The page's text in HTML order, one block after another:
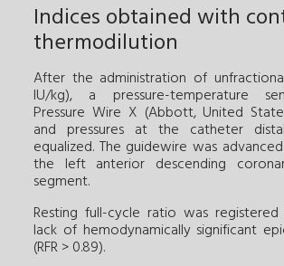
Indices obtained with
thermodilution
After the administration of
IU/kg), a pressure-temperature
Pressure Wire X (Abbott, United
and pressures at the catheter
equalized. The guidewire was
the left anterior descending
segment.
Resting full-cycle ratio was
lack of hemodynamically significant
(RFR > 0.89).